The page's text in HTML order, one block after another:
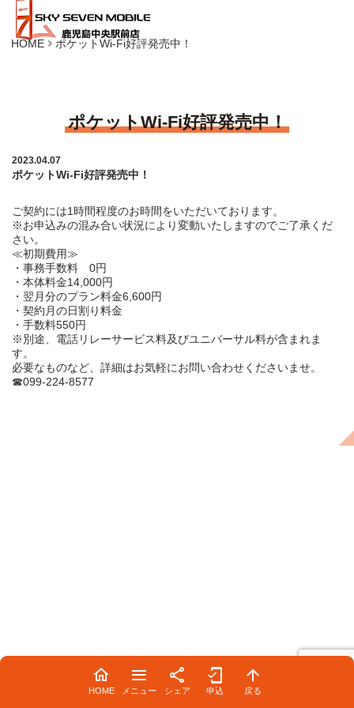
HOME ポケットWi-Fi好評発売中！
ポケットWi-Fi好評発売中！
2023.04.07
ポケットWi-Fi好評発売中！
ご契約には1時間程度のお時間をいただいております。
※お申込みの混み合い状況により変動いたしますのでご了承くだ
さい。
≪初期費用≫
・事務手数料 0円
・本体料金14,000円
・翌月分のプラン料金6,600円
・契約月の日割り料金
・手数料550円
※別途、電話リレーサービス料及びユニバーサル料が含まれま
す。
必要なものなど、詳細はお気軽にお問い合わせくださいませ。
☎099-224-8577
HOME メニュー シェア 申込 戻る